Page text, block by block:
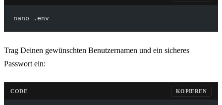
nano .env
Trag Deinen gewünschten Benutzernamen und ein sicheres
Passwort ein:
CODE KOPIEREN